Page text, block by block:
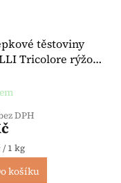
těstoviny
Tricolore rýžové
DPH
/ 1 kg
košíku